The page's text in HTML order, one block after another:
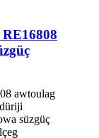
awtoulag
süzgüç